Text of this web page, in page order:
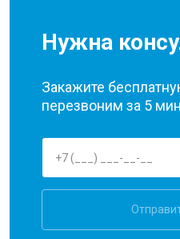
Нужна
Закажите
перезвоним за 5